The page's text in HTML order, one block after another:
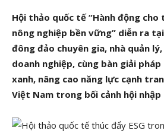
Hội thảo quốc tế “Hành động
nông nghiệp bền vững” diễn ra
đông đảo chuyên gia, nhà quản
doanh nghiệp, cùng bàn giải
xanh, nâng cao năng lực cạnh
Việt Nam trong bối cảnh hội nhập